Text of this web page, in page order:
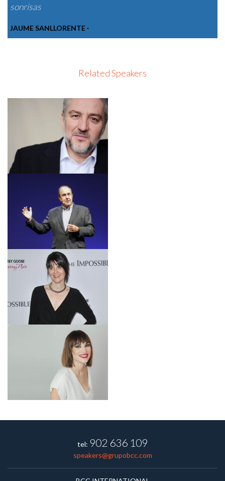
sonrisas
JAUME SANLLORENTE ·
Related Speakers
tel: 902 636 109
speakers@grupobcc.com